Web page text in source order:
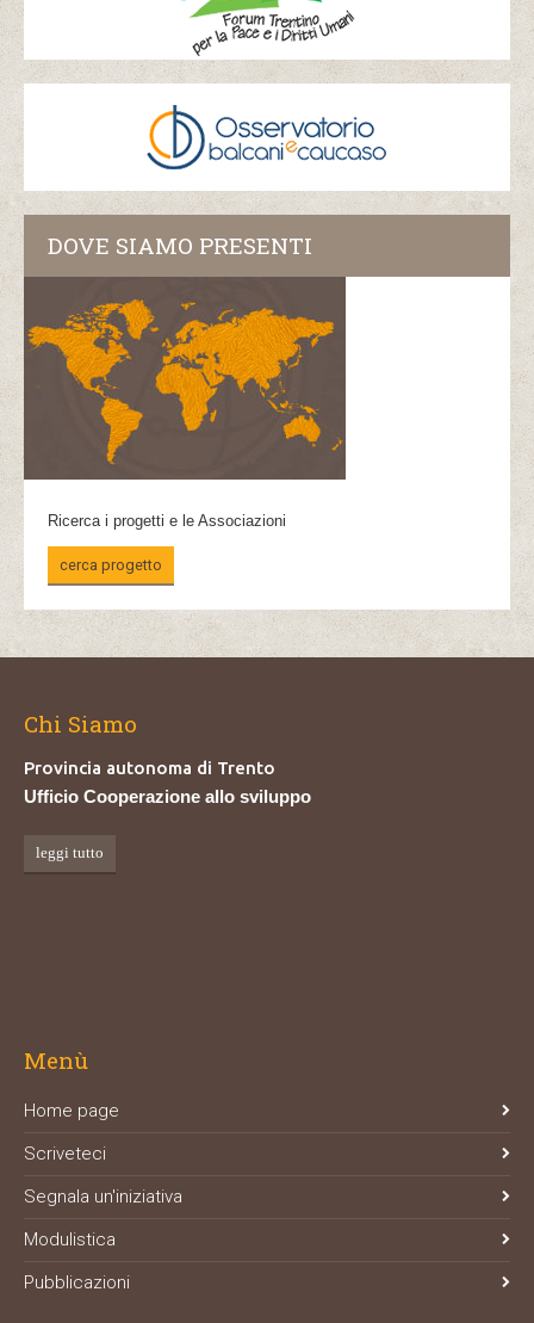
DOVE SIAMO PRESENTI
Ricerca i progetti e le Associazioni
cerca progetto
Chi Siamo
Provincia autonoma di Trento
Ufficio Cooperazione allo sviluppo
leggi tutto
Menù
Home page
Scriveteci
Segnala un'iniziativa
Modulistica
Pubblicazioni